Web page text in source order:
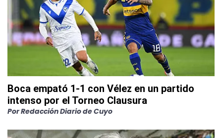
Boca empató 1-1 con Vélez en un partido
intenso por el Torneo Clausura
PorRedacción Diario de Cuyo